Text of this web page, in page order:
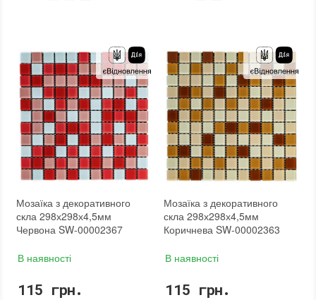
Основа: Самоклейка, Сітка
Призначення:
В інтер'єрі, Для лазні, Для басейну, Для ванної кімнати та туалету, Для вітальні, Для душової, Для кухні, Для спальні, Для фартуха
Вага модуля: 0.57 кг
Розмір чіпа: 25x25 мм
Товщина чіпа: 4.5 мм
Площа модуля: 0,088 м²
Країна виробника: Китай
Бренд: Sticker Wall
Тип поверхні: Глянцева
новий
Зі знижкою
Основа: Самоклейка, Сітка
Призначення:
В інтер'єрі, Для лазні, Для басейну, Для ванної кімнати та туалету, Для вітальні, Для душової, Для кухні, Для спальні, Для фартуха
Вага модуля: 0.57 кг
Розмір чіпа: 25x25 мм
Товщина чіпа: 4.5 мм
Площа модуля: 0,088 м²
Країна виробника: Китай
Бренд: Sticker Wall
Тип поверхні: Глянцева
: новий
Мозаїка з декоративного
скла 298х298х4,5мм
Червона SW-00002367
В наявності
115 грн.
Мозаїка з декоративного
скла 298х298х4,5мм
Коричнева SW-00002363
В наявності
115 грн.